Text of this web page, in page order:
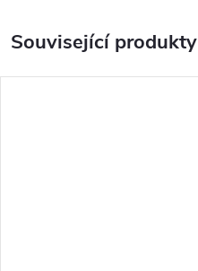
Související produkty